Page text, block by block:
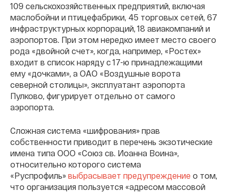
109 сельскохозяйственных предприятий, включая
маслобойни и птицефабрики, 45 торговых сетей, 67
инфраструктурных корпораций, 18 авиакомпаний и
аэропортов. При этом нередко имеет место своего
рода «двойной счет», когда, например, «Ростех»
входит в список наряду с 17-ю принадлежащими
ему «дочками», а ОАО «Воздушные ворота
северной столицы», эксплуатант аэропорта
Пулково, фигурирует отдельно от самого
аэропорта
Сложная система «шифрования» прав
собственности приводит в перечень экзотические
имена типа ООО «Союз св. Иоанна Воина»,
относительно которого система
«Руспрофиль» выбрасывает предупреждение о том,
что организация пользуется «адресом массовой